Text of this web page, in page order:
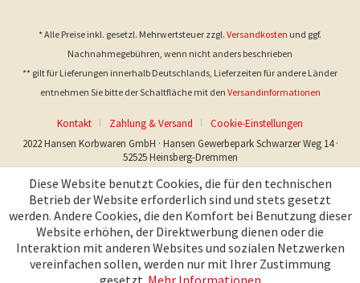
* Alle Preise inkl. gesetzl. Mehrwertsteuer zzgl. Versandkosten und ggf.
Nachnahmegebühren, wenn nicht anders beschrieben
** gilt für Lieferungen innerhalb Deutschlands, Lieferzeiten für andere Länder
entnehmen Sie bitte der Schaltfläche mit den Versandinformationen
Kontakt Zahlung & Versand
Cookie-Einstellungen
2022 Hansen Korbwaren GmbH · Hansen Gewerbepark Schwarzer Weg 14 ·
52525 Heinsberg-Dremmen
Diese Website benutzt Cookies, die für den technischen
Betrieb der Website erforderlich sind und stets gesetzt
werden. Andere Cookies, die den Komfort bei Benutzung dieser
Website erhöhen, der Direktwerbung dienen oder die
Interaktion mit anderen Websites und sozialen Netzwerken
vereinfachen sollen, werden nur mit Ihrer Zustimmung
gesetzt. Mehr Informationen